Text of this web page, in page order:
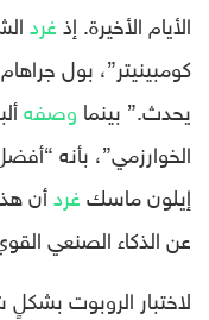
الأيام الأخيرة. إذغرد
كومبينيتر”، بول
يحدث.” بينما وصفه
الخوارزمي”، بأنه
إيلون ماسكغردأن
عن الذكاء الصنعي
لاختبار الروبوت